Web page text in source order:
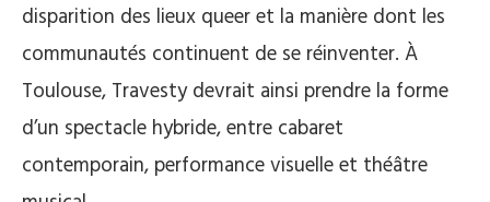
disparition des lieux queer et la manière dont les
communautés continuent de se réinventer. À
Toulouse, Travesty devrait ainsi prendre la forme
d’un spectacle hybride, entre cabaret
contemporain, performance visuelle et théâtre